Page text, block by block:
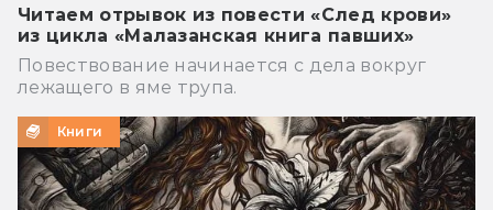
Читаем отрывок из повести «След крови»
из цикла «Малазанская книга павших»
Повествование начинается с дела вокруг
лежащего в яме трупа.
Книги